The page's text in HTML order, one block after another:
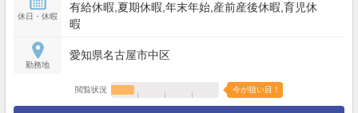
休日・休暇
有給休暇,夏期休暇,年末年始,産前産後休暇,育児休
暇
勤務地
愛知県名古屋市中区
閲覧状況 今が狙い目！